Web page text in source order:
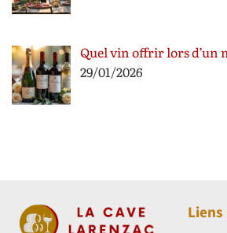
Quel vin offrir lors d’un
29/01/2026